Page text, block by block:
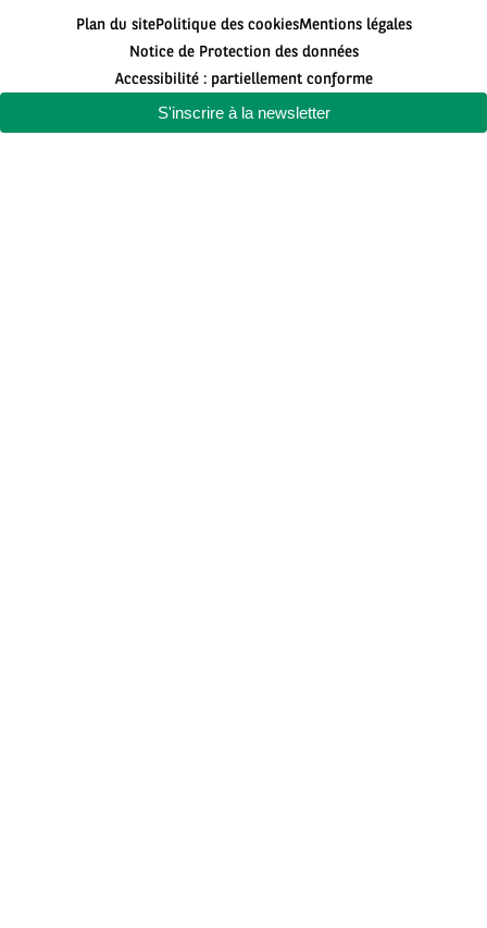
S'inscrire à la newsletter
Plan du sitePolitique des cookiesMentions légales
Notice de Protection des données
Accessibilité : partiellement conforme